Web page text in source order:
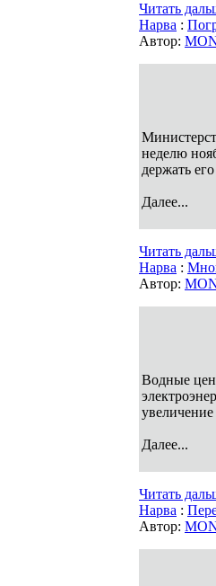
Читать
Нарва :
Автор:
неделю
держать
Далее...
Читать
Нарва :
Автор:
Водные
Далее...
Читать
Нарва :
Автор: